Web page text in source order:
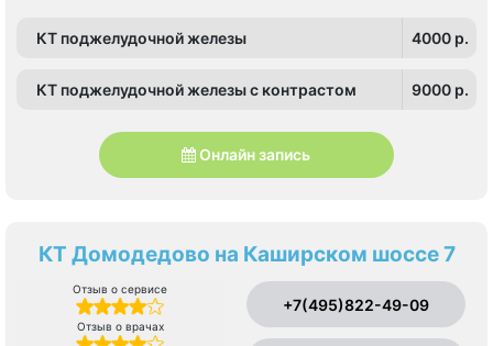
КТ поджелудочной железы 4000 p.
КТ поджелудочной железы с контрастом 9000 p.
Онлайн запись
КТ Домодедово на Каширском шоссе 7
Отзыв о сервисе
Отзыв о врачах
+7(495)822-49-09